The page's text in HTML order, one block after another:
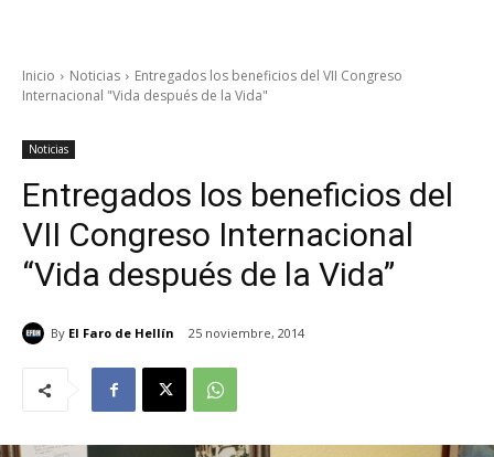
Inicio Noticias
Entregados los beneficios del VII Congreso
Internacional "Vida después de la Vida"
Noticias
Entregados los beneficios del
VII Congreso Internacional
“Vida después de la Vida”
By El Faro de Hellín 25 noviembre, 2014